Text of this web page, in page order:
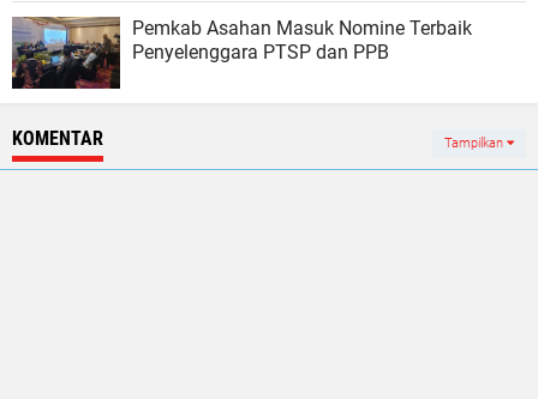
Pemkab Asahan Masuk Nomine Terbaik
Penyelenggara PTSP dan PPB
KOMENTAR Tampilkan